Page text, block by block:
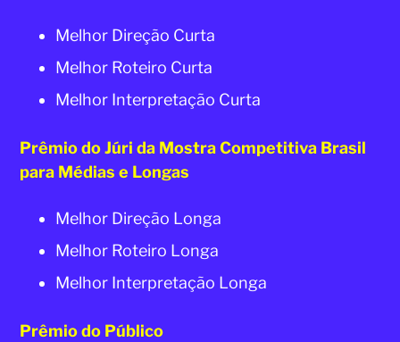
Melhor Direção Curta
Melhor Roteiro Curta
Melhor Interpretação Curta
Prêmio do Júri da Mostra Competitiva Brasil
para Médias e Longas
Melhor Direção Longa
Melhor Roteiro Longa
Melhor Interpretação Longa
Prêmio do Público